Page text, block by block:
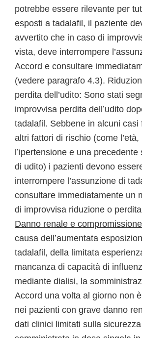
potrebbe essere rilevante per
esposti a tadalafil, il paziente
avvertito che in caso di
vista, deve interrompere
Accord e consultare
(vedere paragrafo 4.3).
perdita dell’udito: Sono stati
improvvisa perdita dell’udito
tadalafil. Sebbene in alcuni casi
altri fattori di rischio (come l’età,
l’ipertensione e una
di udito) i pazienti devono
interrompere l’assunzione di
consultare immediatamente un
di improvvisa riduzione o perdita
Danno renale e
causa dell’aumentata
tadalafil, della limitata
mancanza di capacità di
mediante dialisi, la
Accord una volta al giorno non
nei pazienti con grave danno
dati clinici limitati sulla sicurezza